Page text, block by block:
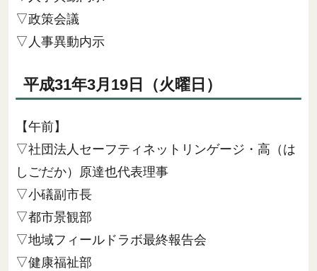
▽政策会議
▽人事異動内示
平成31年3月19日（火曜日）
【午前】
▽社団法人セーフティネットリンゲージ・高（は
しごだか）原達也代表理事
▽小礒副市長
▽都市景観部
▽地域フィールドラボ最終報告会
▽健康福祉部